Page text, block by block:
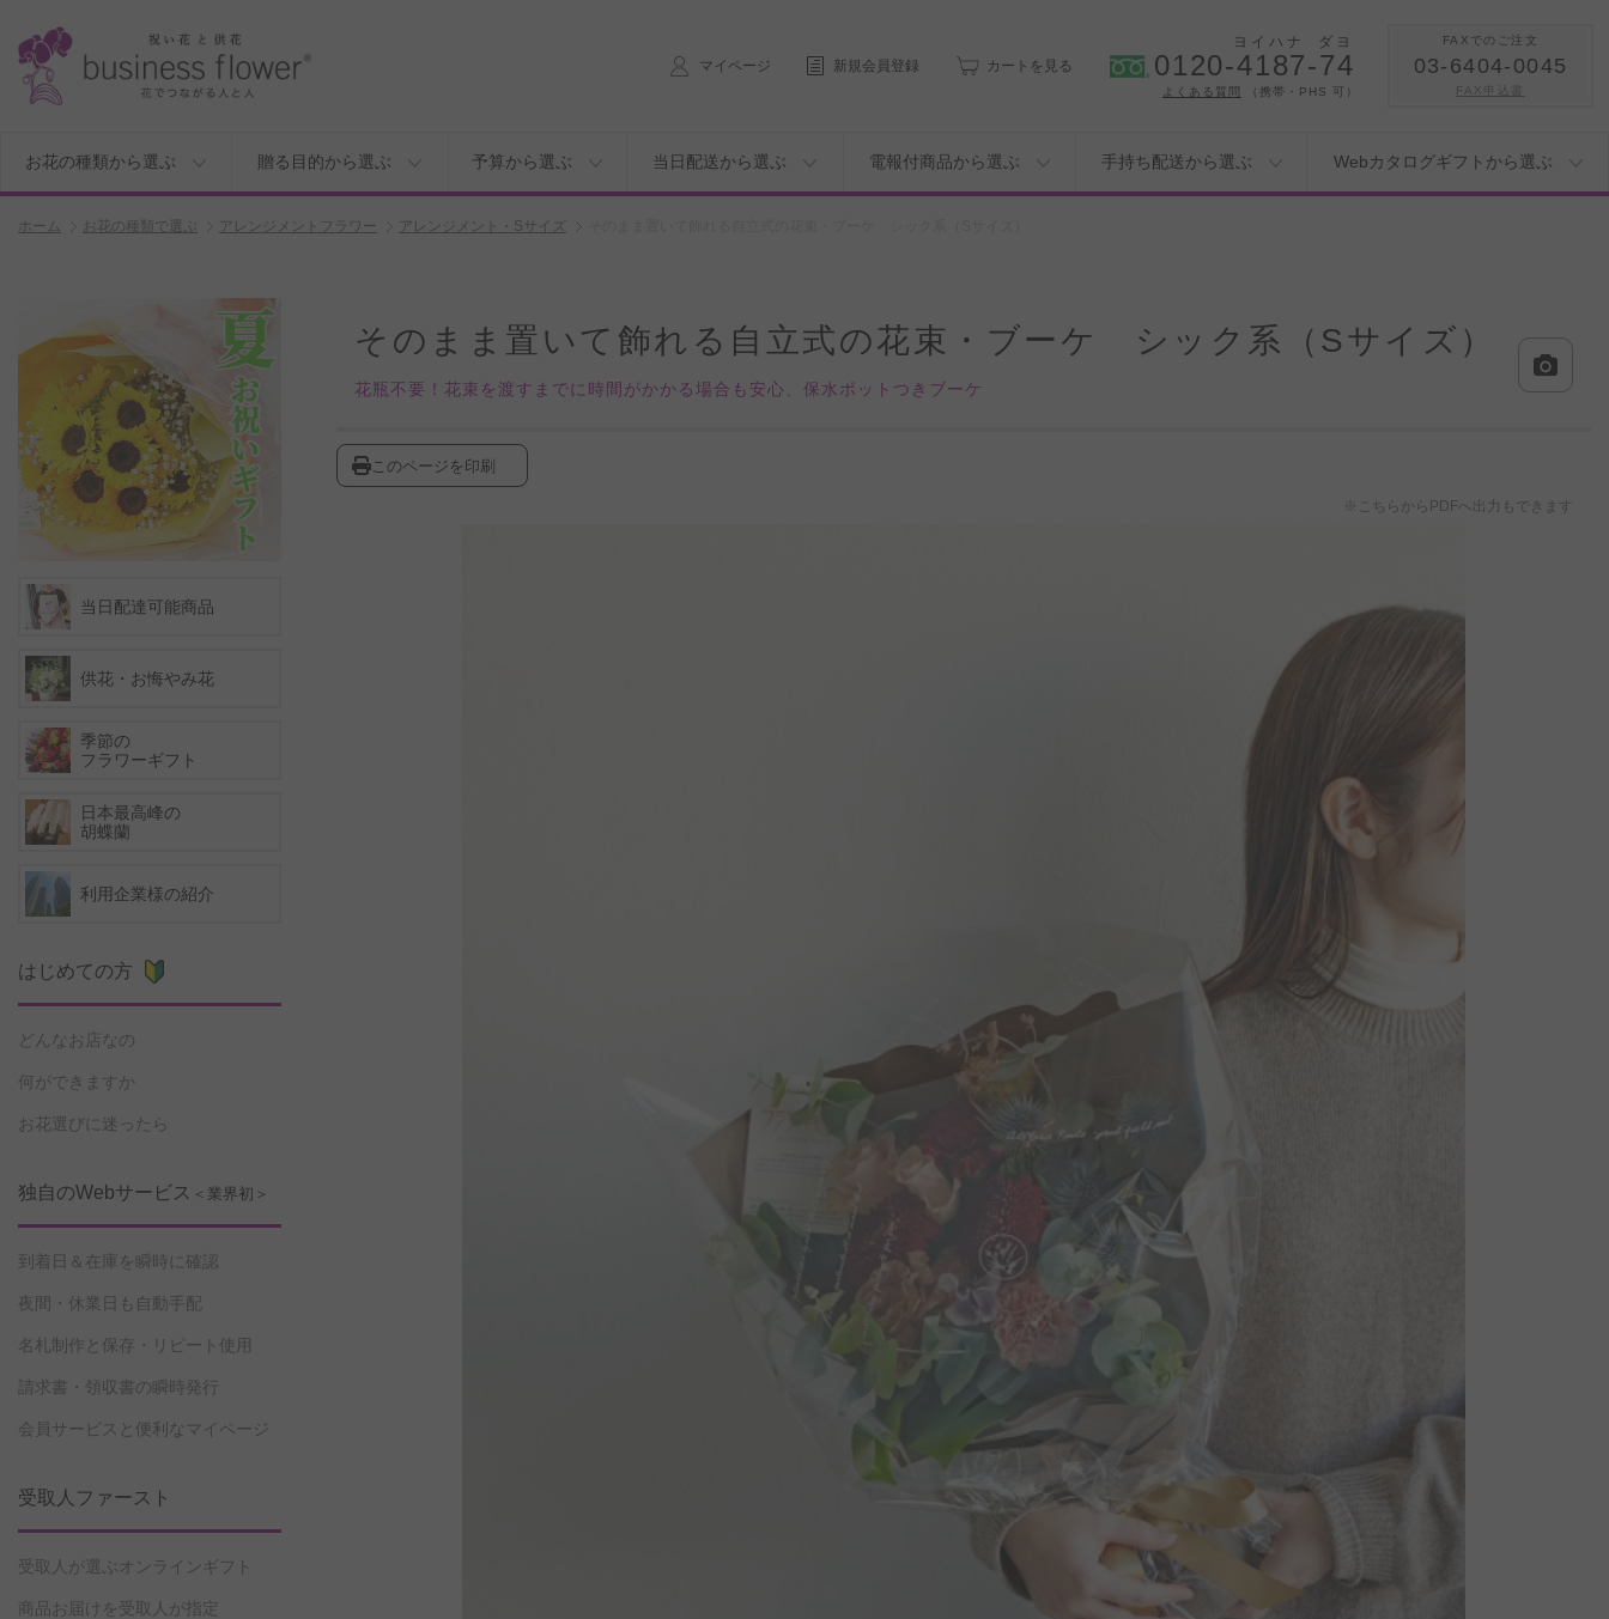
マイページ 新規会員登録 カートを見る
ヨイハナ ダヨ
0120-4187-74
よくある質問 （携帯・PHS 可）
FAXでのご注文
03-6404-0045
FAX申込書
お花の種類から選ぶ 贈る目的から選ぶ 予算から選ぶ 当日配送から選ぶ 電報付商品から選ぶ 手持ち配送から選ぶ Webカタログギフトから選ぶ
ホーム お花の種類で選ぶ アレンジメントフラワー アレンジメント・Sサイズ
そのまま置いて飾れる自立式の花束・ブーケ シック系（Sサイズ）
花瓶不要！花束を渡すまでに時間がかかる場合も安心、保水ポットつきブーケ
このページを印刷
※こちらからPDFへ出力もできます
当日配達可能商品
供花・お悔やみ花
季節の
フラワーギフト
日本最高峰の
胡蝶蘭
利用企業様の紹介
はじめての方
どんなお店なの
何ができますか
お花選びに迷ったら
独自のWebサービス ＜業界初＞
到着日＆在庫を瞬時に確認
夜間・休業日も自動手配
名札制作と保存・リピート使用
請求書・領収書の瞬時発行
会員サービスと便利なマイページ
受取人ファースト
受取人が選ぶオンラインギフト
商品お届けを受取人が指定